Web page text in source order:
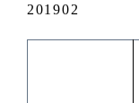
201902